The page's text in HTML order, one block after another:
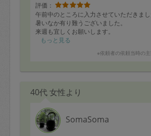
評価：
午前中のところに入力させていただきまし
暑いなか有り難うございました。
来週も宜しくお願いします。
もっと見る
※依頼者の依頼当時の主
40代 女性より
SomaSoma